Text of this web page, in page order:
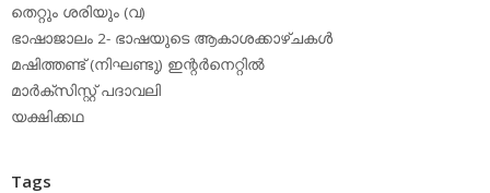
തെറ്റും ശരിയും (വ)
ഭാഷാജാലം 2- ഭാഷയുടെ ആകാശക്കാഴ്ചകള്‍
മഷിത്തണ്ട് (നിഘണ്ടു) ഇന്റര്‍നെറ്റില്‍
മാര്‍ക്‌സിസ്റ്റ് പദാവലി
യക്ഷിക്കഥ
Tags